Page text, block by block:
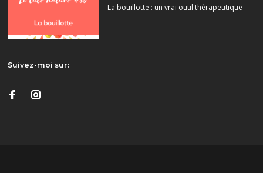
La bouillotte : un vrai outil thérapeutique
Suivez-moi sur: